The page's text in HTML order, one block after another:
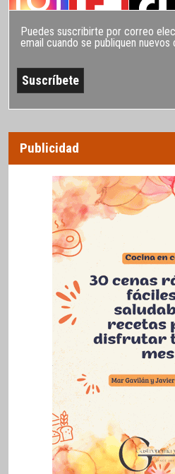
Puedes suscribirte por correo
email cuando se publiquen nuevos
Publicidad